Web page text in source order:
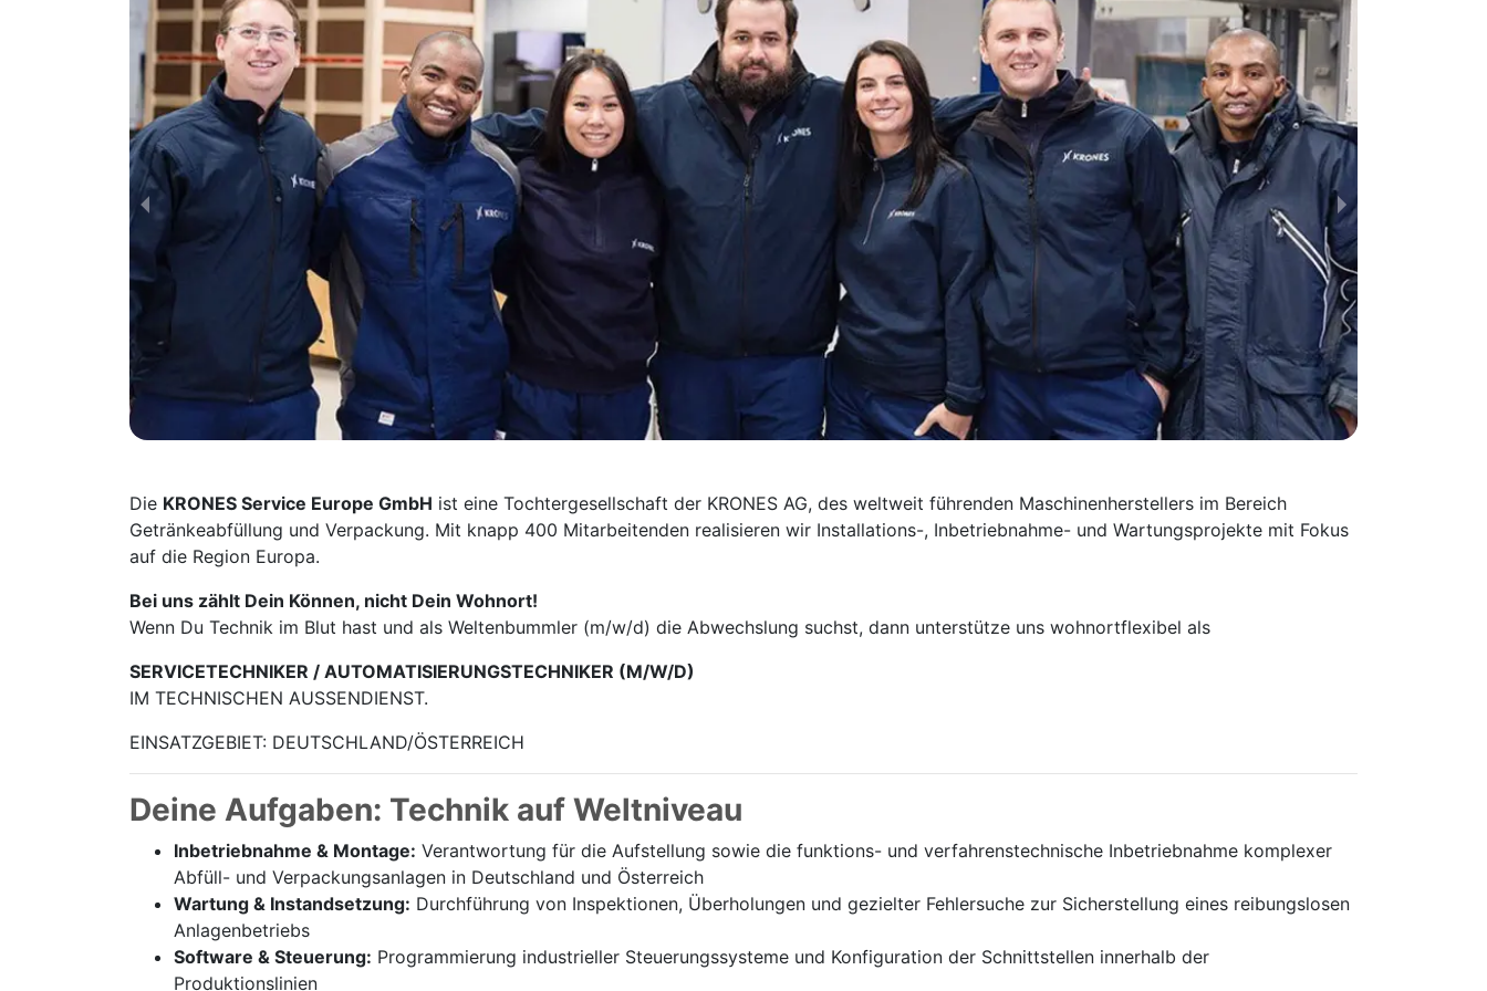
Die KRONES Service Europe GmbH ist eine Tochter­gesellschaft der KRONES AG, des weltweit führenden Maschinen­herstellers im Bereich
Getränke­abfüllung und Verpackung. Mit knapp 400 Mitarbei­tenden realisieren wir Installations-, Inbetrieb­nahme- und Wartungs­projekte mit Fokus
auf die Region Europa.
Bei uns zählt Dein Können, nicht Dein Wohnort!
Wenn Du Technik im Blut hast und als Weltenbummler (m/w/d) die Abwechslung suchst, dann unterstütze uns wohnortflexibel als
SERVICETECHNIKER / AUTOMATISIERUNGSTECHNIKER (M/W/D)
IM TECHNISCHEN AUSSENDIENST.
EINSATZGEBIET: DEUTSCHLAND/ÖSTERREICH
Deine Aufgaben: Technik auf Weltniveau
Inbetriebnahme & Montage: Verantwortung für die Aufstellung sowie die funktions- und verfahrenstechnische Inbetriebnahme komplexer
Abfüll- und Verpackungsanlagen in Deutschland und Österreich
Wartung & Instandsetzung: Durchführung von Inspektionen, Überholungen und gezielter Fehlersuche zur Sicherstellung eines reibungslosen
Anlagenbetriebs
Software & Steuerung: Programmierung industrieller Steuerungssysteme und Konfiguration der Schnittstellen innerhalb der
Produktionslinien